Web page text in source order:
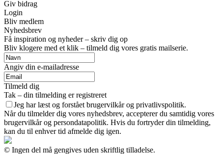
Giv bidrag
Login
Bliv medlem
Nyhedsbrev
Få inspiration og nyheder – skriv dig op
Bliv klogere med et klik – tilmeld dig vores gratis mailserie.
Angiv din e-mailadresse
Tilmeld dig
Tak – din tilmelding er registreret
Jeg har læst og forstået brugervilkår og privatlivspolitik.
Når du tilmelder dig vores nyhedsbrev, accepterer du samtidig vores
brugervilkår og persondatapolitik. Hvis du fortryder din tilmelding,
kan du til enhver tid afmelde dig igen.
© Ingen del må gengives uden skriftlig tilladelse.